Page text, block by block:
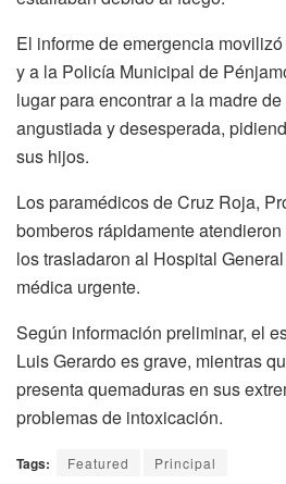
El informe de emergencia
y a la Policía Municipal de
lugar para encontrar a la madre
angustiada y desesperada,
sus hijos.
Los paramédicos de Cruz Roja,
bomberos rápidamente
los trasladaron al Hospital
médica urgente.
Según información preliminar, el
Luis Gerardo es grave, mientras
presenta quemaduras en sus
problemas de intoxicación.
Tags: Featured Principal